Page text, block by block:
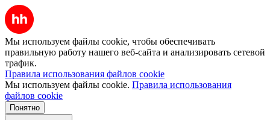
Мы используем файлы cookie, чтобы обеспечивать
правильную работу нашего веб-сайта и анализировать сетевой
трафик.
Правила использования файлов cookie
Мы используем файлы cookie. Правила использования
файлов cookie
Понятно